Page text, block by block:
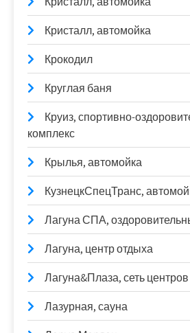
Кристалл, автомойка
Крокодил
Круглая баня
Круиз, спортивно-
комплекс
Крылья, автомойка
КузнецкСпецТранс,
Лагуна СПА,
Лагуна, центр отдыха
Лагуна&Плаза, сеть
Лазурная, сауна